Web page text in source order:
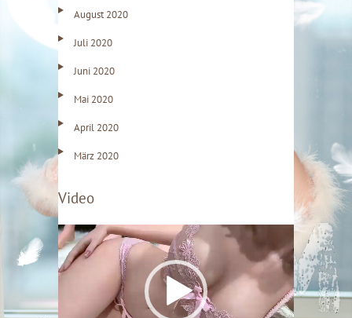
August 2020
Juli 2020
Juni 2020
Mai 2020
April 2020
März 2020
Video
V
i
d
e
-